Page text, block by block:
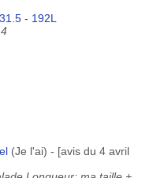
- 192L
(Je l'ai) - [avis du 4 avril